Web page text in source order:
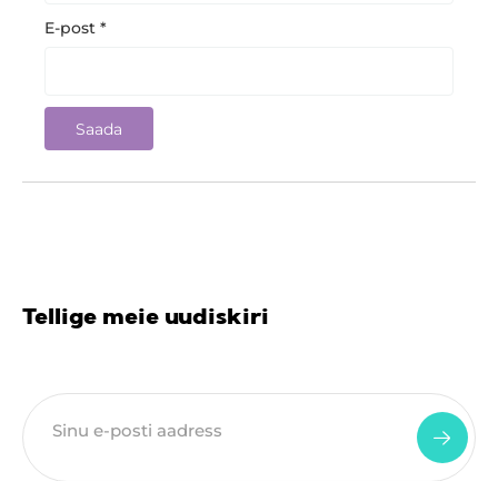
E-post *
Tellige meie uudiskiri